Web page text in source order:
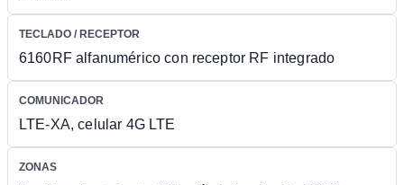
TECLADO / RECEPTOR
6160RF alfanumérico con receptor RF integrado
COMUNICADOR
LTE-XA, celular 4G LTE
ZONAS